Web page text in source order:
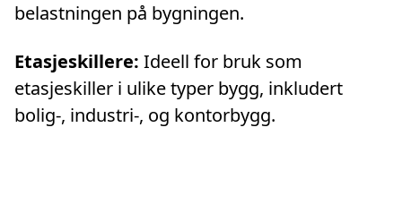
belastningen på bygningen.
Etasjeskillere: Ideell for bruk som
etasjeskiller i ulike typer bygg, inkludert
bolig-, industri-, og kontorbygg.